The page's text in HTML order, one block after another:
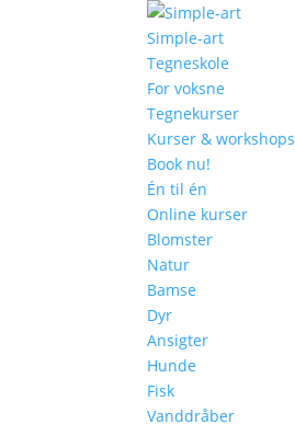
Simple-art
Tegneskole
For voksne
Tegnekurser
Kurser & workshops
Book nu!
Én til én
Online kurser
Blomster
Natur
Bamse
Dyr
Ansigter
Hunde
Fisk
Vanddråber